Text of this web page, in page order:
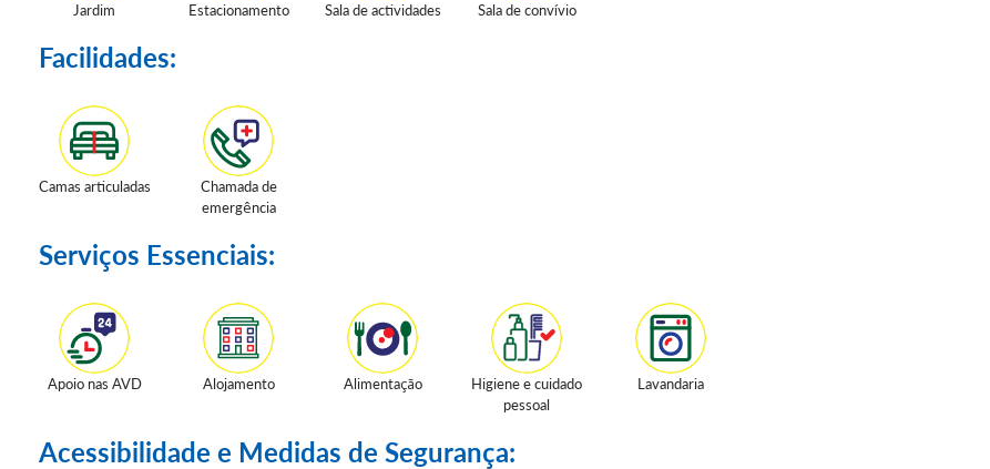
Jardim Estacionamento Sala de actividades Sala de convívio
Facilidades:
Camas articuladas
Chamada de
emergência
Serviços Essenciais:
Apoio nas AVD Alojamento Alimentação
Higiene e cuidado
pessoal
Lavandaria
Acessibilidade e Medidas de Segurança: